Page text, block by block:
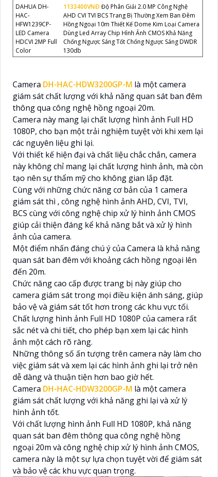
DAHUA DH-
HAC-
HFW1239CP-
LED Camera
HDCVI 2MP Full
Color
1133400VNÐ Độ Phân Giải 2.0 MP Công Nghệ
AHD CVI TVI BCS Trang Bị Thường Xem Ban Đêm
Hồng Ngoại 10m Thiết Kế Dome Kim Loại Camera
Dùng Led Array Chip Hình Ảnh CMOS Khả Năng
Chống Ngược Sáng Tốt Chống Ngược Sáng DWDR
130db
Camera DH-HAC-HDW3200GP-M là một camera
giám sát chất lượng với khả năng quan sát ban đêm
thông qua công nghệ hồng ngoại 20m.
Camera này mang lại chất lượng hình ảnh Full HD
1080P, cho bạn một trải nghiệm tuyệt vời khi xem lại
các nguyên liệu ghi lại.
Với thiết kế hiện đại và chất liệu chắc chắn, camera
này không chỉ mang lại chất lượng hình ảnh, mà còn
tạo nên sự thẩm mỹ cho không gian lắp đặt.
Cùng với những chức năng cơ bản của 1 camera
giám sát thì , công nghệ hình ảnh AHD, CVI, TVI,
BCS cùng với công nghệ chip xử lý hình ảnh CMOS
giúp cải thiện đáng kể khả năng bắt và xử lý hình
ảnh của camera.
Một điểm nhấn đáng chú ý của Camera là khả năng
quan sát ban đêm với khoảng cách hồng ngoại lên
đến 20m.
Chức năng cao cấp được trang bị này giúp cho
camera giám sát trong mọi điều kiện ánh sáng, giúp
bảo vệ và giám sát tốt hơn trong các khu vực tối.
Chất lượng hình ảnh Full HD 1080P của camera rất
sắc nét và chi tiết, cho phép bạn xem lại các hình
ảnh một cách rõ ràng.
Những thông số ấn tượng trên camera này làm cho
việc giám sát và xem lại các hình ảnh ghi lại trở nên
dễ dàng và thuận tiện hơn bao giờ hết.
Camera DH-HAC-HDW3200GP-M là một camera
giám sát chất lượng với khả năng ghi lại và xử lý
hình ảnh tốt.
Với chất lượng hình ảnh Full HD 1080P, khả năng
quan sát ban đêm thông qua công nghệ hồng
ngoại 20m và công nghệ chip xử lý hình ảnh CMOS,
camera này là một sự lựa chọn tuyệt vời để giám sát
và bảo vệ các khu vực quan trọng.